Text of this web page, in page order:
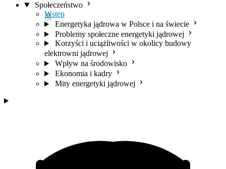
Społeczeństwo
Wstęp
Energetyka jądrowa w Polsce i na świecie
Problemy społeczne energetyki jądrowej
Korzyści i uciążliwości w okolicy budowy
elektrowni jądrowej
Wpływ na środowisko
Ekonomia i kadry
Mity energetyki jądrowej